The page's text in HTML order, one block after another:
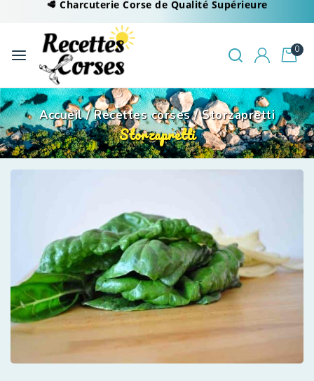
0
Accueil / Recettes corses / Storzapretti
Storzapretti